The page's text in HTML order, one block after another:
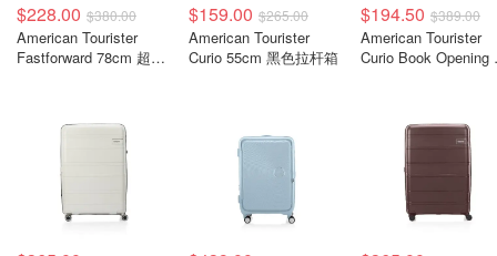
$228.00 $380.00
American Tourister
Fastforward 78cm 超大
$159.00 $265.00
American Tourister
Curio 55cm 黑色拉杆箱
$194.50 $389.00
American Tourister
Curio Book Opening